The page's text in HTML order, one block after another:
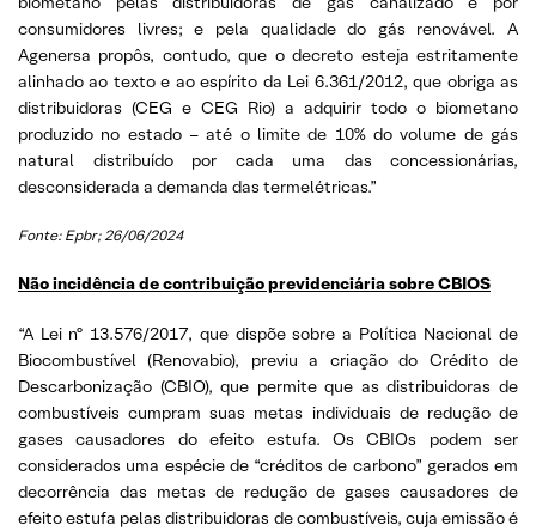
consumidores livres; e pela qualidade do gás renovável. A
Agenersa propôs, contudo, que o decreto esteja estritamente
alinhado ao texto e ao espírito da Lei 6.361/2012, que obriga as
distribuidoras (CEG e CEG Rio) a adquirir todo o biometano
produzido no estado – até o limite de 10% do volume de gás
natural distribuído por cada uma das concessionárias,
desconsiderada a demanda das termelétricas.”
Fonte: Epbr; 26/06/2024
Não incidência de contribuição previdenciária sobre CBIOS
“A Lei nº 13.576/2017, que dispõe sobre a Política Nacional de
Biocombustível (Renovabio), previu a criação do Crédito de
Descarbonização (CBIO), que permite que as distribuidoras de
combustíveis cumpram suas metas individuais de redução de
gases causadores do efeito estufa. Os CBIOs podem ser
considerados uma espécie de “créditos de carbono” gerados em
decorrência das metas de redução de gases causadores de
efeito estufa pelas distribuidoras de combustíveis, cuja emissão é